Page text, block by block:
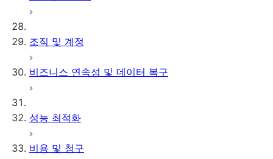
조직 및 계정
비즈니스 연속성 및 데이터 복구
성능 최적화
비용 및 청구